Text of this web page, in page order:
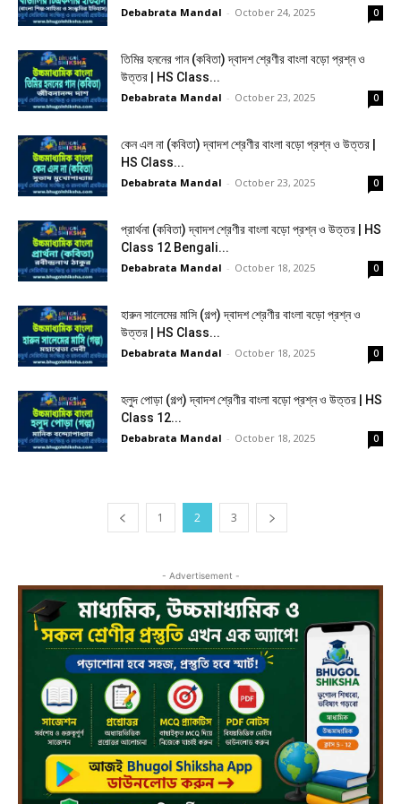
Debabrata Mandal - October 24, 2025 0
তিমির হননের গান (কবিতা) দ্বাদশ শ্রেণীর বাংলা বড়ো প্রশ্ন ও
উত্তর | HS Class...
Debabrata Mandal - October 23, 2025 0
কেন এল না (কবিতা) দ্বাদশ শ্রেণীর বাংলা বড়ো প্রশ্ন ও উত্তর |
HS Class...
Debabrata Mandal - October 23, 2025 0
প্রার্থনা (কবিতা) দ্বাদশ শ্রেণীর বাংলা বড়ো প্রশ্ন ও উত্তর | HS
Class 12 Bengali...
Debabrata Mandal - October 18, 2025 0
হারুন সালেমের মাসি (গল্প) দ্বাদশ শ্রেণীর বাংলা বড়ো প্রশ্ন ও
উত্তর | HS Class...
Debabrata Mandal - October 18, 2025 0
হলুদ পোড়া (গল্প) দ্বাদশ শ্রেণীর বাংলা বড়ো প্রশ্ন ও উত্তর | HS
Class 12...
Debabrata Mandal - October 18, 2025 0
1 2 3
- Advertisement -